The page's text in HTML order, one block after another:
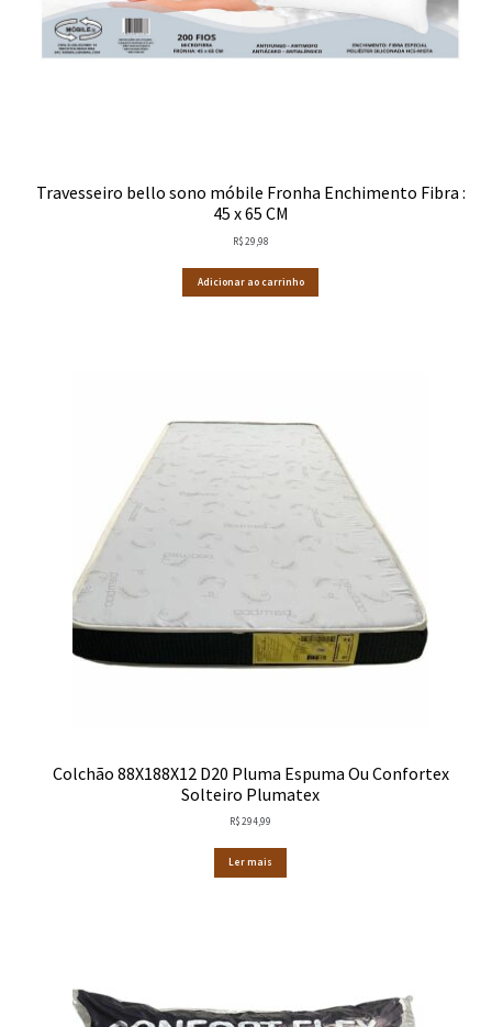
Travesseiro bello sono móbile Fronha Enchimento Fibra :
45 x 65 CM
R$29,98
Adicionar ao carrinho
Colchão 88X188X12 D20 Pluma Espuma Ou Confortex
Solteiro Plumatex
R$294,99
Ler mais